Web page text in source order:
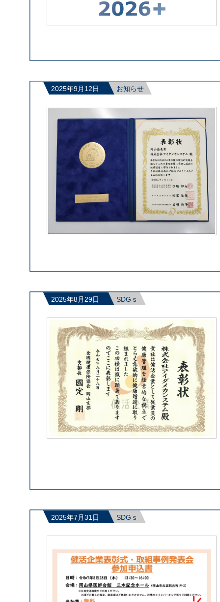
2025年9月12日 お知らせ
2025年8月29日 SDGｓ
2025年7月31日 SDGｓ